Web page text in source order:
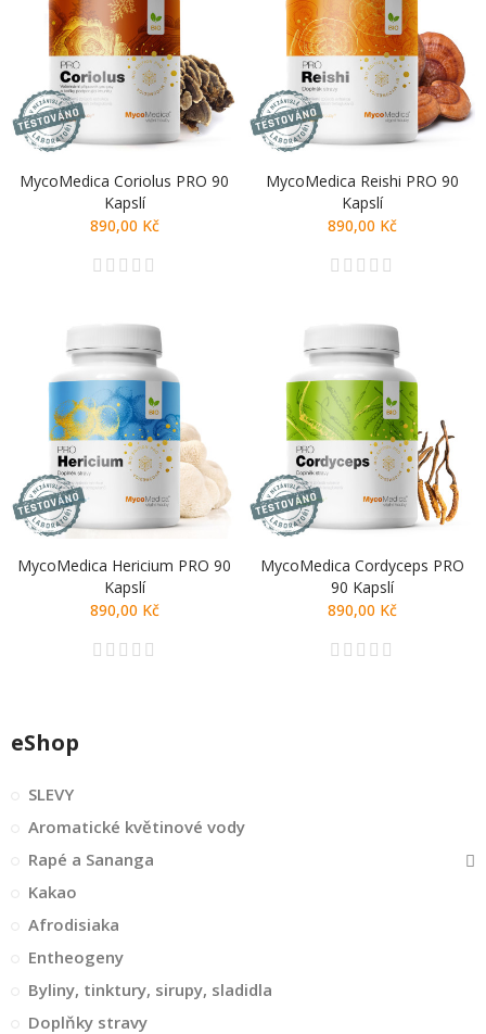
MycoMedica Coriolus PRO 90
Kapslí
890,00 Kč
MycoMedica Reishi PRO 90
Kapslí
890,00 Kč
MycoMedica Hericium PRO 90
Kapslí
890,00 Kč
MycoMedica Cordyceps PRO
90 Kapslí
890,00 Kč
eShop
SLEVY
Aromatické květinové vody
Rapé a Sananga
Kakao
Afrodisiaka
Entheogeny
Byliny, tinktury, sirupy, sladidla
Doplňky stravy